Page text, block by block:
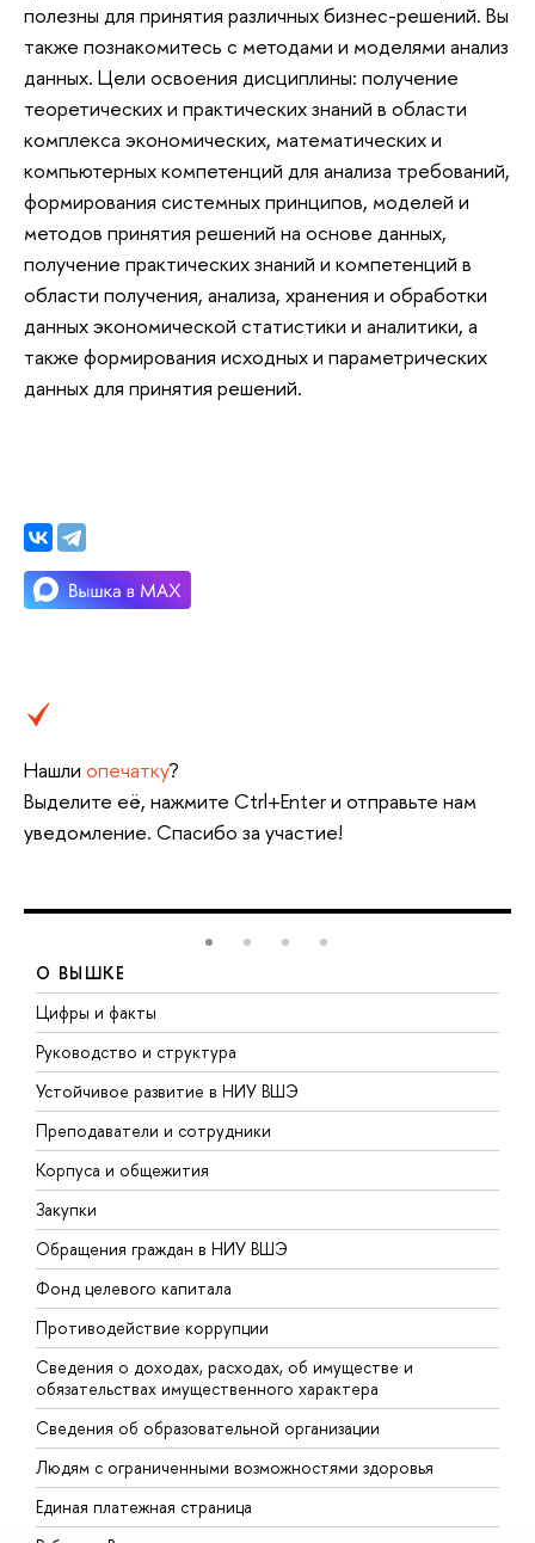
полезны для принятия различных бизнес-решений. Вы
также познакомитесь с методами и моделями анализ
данных. Цели освоения дисциплины: получение
теоретических и практических знаний в области
комплекса экономических, математических и
компьютерных компетенций для анализа требований,
формирования системных принципов, моделей и
методов принятия решений на основе данных,
получение практических знаний и компетенций в
области получения, анализа, хранения и обработки
данных экономической статистики и аналитики, а
также формирования исходных и параметрических
данных для принятия решений.
Нашли опечатку?
Выделите её, нажмите Ctrl+Enter и отправьте нам
уведомление. Спасибо за участие!
О ВЫШКЕ
Цифры и факты
Руководство и структура
Устойчивое развитие в НИУ ВШЭ
Преподаватели и сотрудники
Корпуса и общежития
Закупки
Обращения граждан в НИУ ВШЭ
Фонд целевого капитала
Противодействие коррупции
Сведения о доходах, расходах, об имуществе и
обязательствах имущественного характера
Сведения об образовательной организации
Людям с ограниченными возможностями здоровья
Единая платежная страница